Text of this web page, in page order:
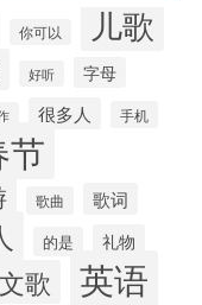
你可以 儿歌
好听
字母
很多人 手机
节
歌曲 歌词
的是 礼物
歌 英语